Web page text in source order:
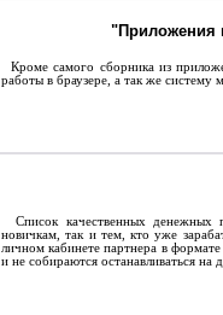
"Приложения
Кроме самого сборника из
работы в браузере, а так же систему
Список качественных денежных
новичкам, так и тем, кто уже
личном кабинете партнера в
и не собираются останавливаться на